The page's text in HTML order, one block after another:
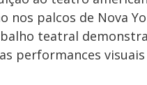
nos palcos de Nova
teatral
performances